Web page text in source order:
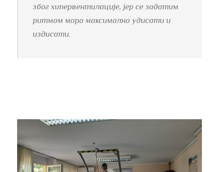
због хипервентилације, јер се задатим
ритмом мора максимално удисати и
издисати.